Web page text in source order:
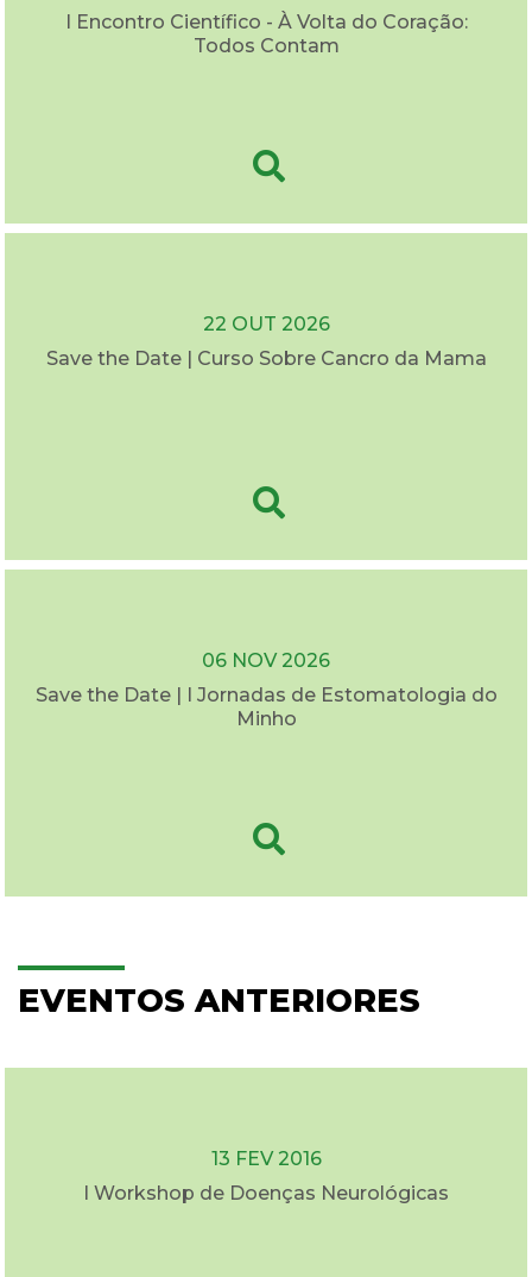
I Encontro Científico - À Volta do Coração:
Todos Contam
22 OUT 2026
Save the Date | Curso Sobre Cancro da Mama
06 NOV 2026
Save the Date | I Jornadas de Estomatologia do
Minho
EVENTOS ANTERIORES
13 FEV 2016
I Workshop de Doenças Neurológicas